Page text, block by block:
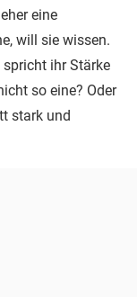
eine
will sie wissen.
ihr Stärke
so eine? Oder
stark und